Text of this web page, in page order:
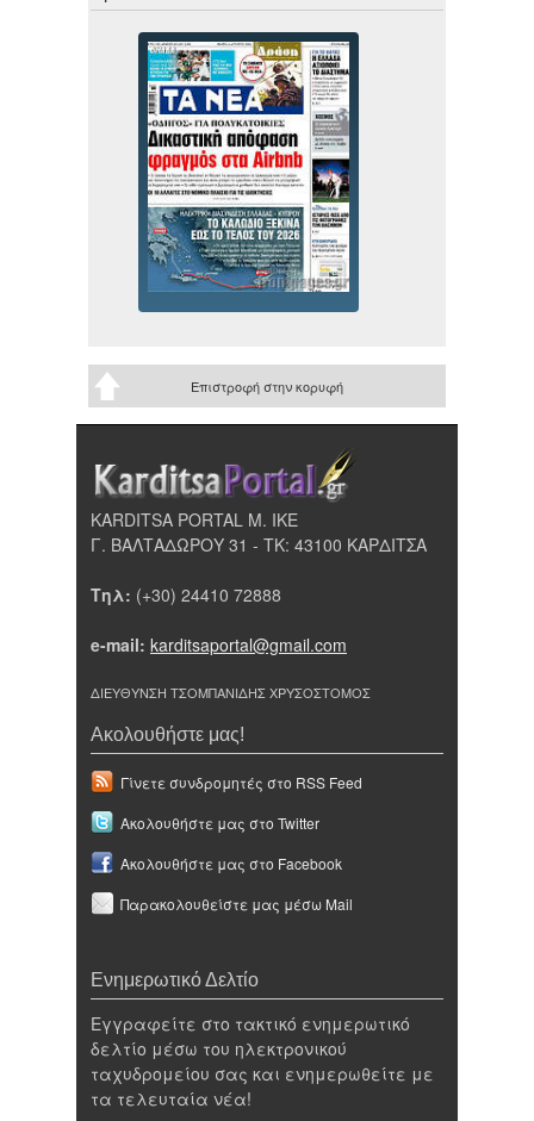
Επιστροφή στην κορυφή
KARDITSA PORTAL Μ. ΙΚΕ
Γ. ΒΑΛΤΑΔΩΡΟΥ 31 - ΤΚ: 43100 ΚΑΡΔΙΤΣΑ
Τηλ: (+30) 24410 72888
e-mail: karditsaportal@gmail.com
ΔΙΕΥΘΥΝΣΗ ΤΣΟΜΠΑΝΙΔΗΣ ΧΡΥΣΟΣΤΟΜΟΣ
Ακολουθήστε μας!
Γίνετε συνδρομητές στο RSS Feed
Ακολουθήστε μας στο Twitter
Ακολουθήστε μας στο Facebook
Παρακολουθείστε μας μέσω Mail
Ενημερωτικό Δελτίο
Εγγραφείτε στο τακτικό ενημερωτικό
δελτίο μέσω του ηλεκτρονικού
ταχυδρομείου σας και ενημερωθείτε με
τα τελευταία νέα!